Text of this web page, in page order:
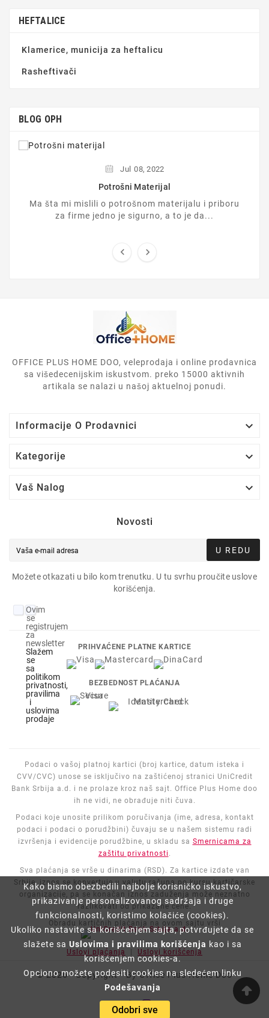
Kako bismo obezbedili najbolje korisničko iskustvo,
prikazivanje personalizovanog sadržaja i druge
funkcionalnosti, koristimo kolačiće (cookies).
Ukoliko nastavite sa korišćenjem sajta, potvrđujete da se
slažete sa Uslovima i pravilima korišćenja kao i sa
korišćenjem cookies-a.
Opciono možete podesiti cookies na sledećem linku
Podešavanja
Odobri sve
HEFTALICE
Klamerice, municija za heftalicu
Rasheftivači
BLOG OPH
Jul 08, 2022
Potrošni Materijal
Ma šta mi mislili o potrošnom materijalu i priboru
za firme jedno je sigurno, a to je da...
 
OFFICE PLUS HOME DOO, veleprodaja i online prodavnica
sa višedecenijskim iskustvom. preko 15000 aktivnih
artikala se nalazi u našoj aktuelnoj ponudi.
Informacije O Prodavnici 
Kategorije 
Vaš Nalog 
Novosti
U REDU
Možete otkazati u bilo kom trenutku. U tu svrhu proučite uslove
korišćenja.
Ovim
se
registrujem
za
newsletter
Slažem
se
sa
politikom
privatnosti,
pravilima
i
uslovima
prodaje
PRIHVAĆENE PLATNE KARTICE
BEZBEDNOST PLAĆANJA
Podaci o vašoj platnoj kartici (broj kartice, datum isteka i
CVV/CVC) unose se isključivo na zaštićenoj stranici UniCredit
Bank Srbija a.d. i ne prolaze kroz naš sajt. Office Plus Home doo
ih ne vidi, ne obrađuje niti čuva.
Podaci koje unosite prilikom poručivanja (ime, adresa, kontakt
podaci i podaci o porudžbini) čuvaju se u našem sistemu radi
izvršenja i evidencije porudžbine, u skladu sa Smernicama za
zaštitu privatnosti .
Sva plaćanja se vrše u dinarima (RSD). Za kartice izdate van
Srbije, iznos se konvertuje u valutu računa po kursu kartičarske
organizacije, pa se konačan iznos zaduženja može neznatno
razlikovati od prikazane cene.
Obradu kartičnih plaćanja na ovom sajtu vrši
Uslovi plaćanja | Uslovi korišćenja
© 2026 - Copyright™ By Office Plus Home Doo